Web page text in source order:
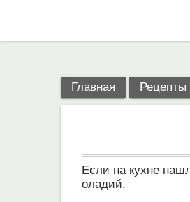
Главная Рецепты
Если на кухне
оладий.